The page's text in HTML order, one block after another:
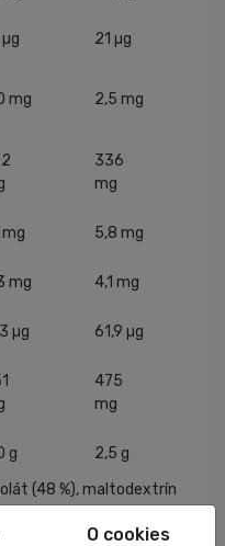
µg 21 µg
mg 2,5 mg
336
mg
mg 5,8 mg
mg 4,1 mg
µg 61,9 µg
475
mg
g
2,5 g
(48 %), maltodextrín
sukralóza, zmes
O cookies